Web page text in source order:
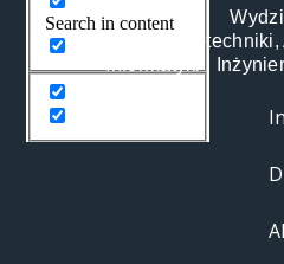
Search in content
Informatyki i